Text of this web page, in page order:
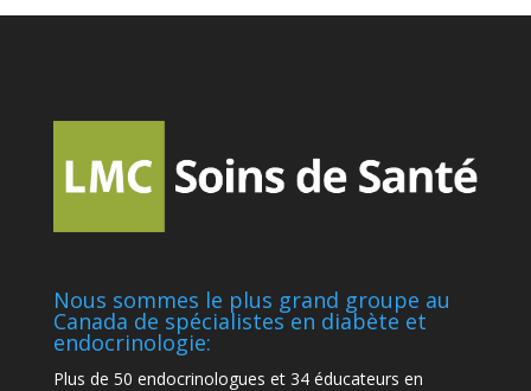
Nous sommes le plus grand groupe au
Canada de spécialistes en diabète et
endocrinologie:
Plus de 50 endocrinologues et 34 éducateurs en